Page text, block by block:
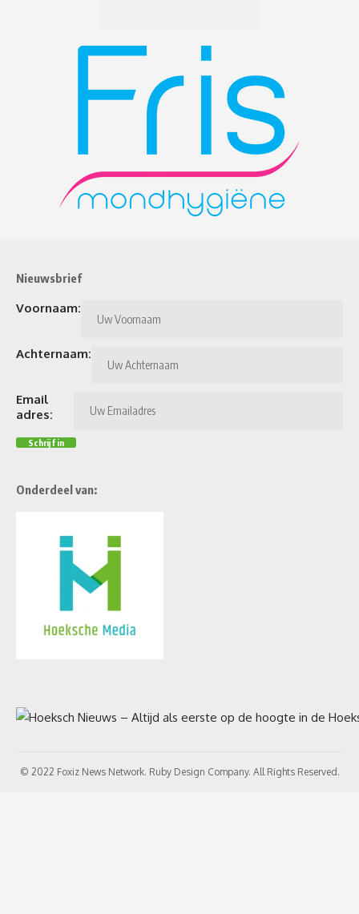
Nieuwsbrief
Voornaam:
Achternaam:
Email
adres:
Onderdeel van:
© 2022 Foxiz News Network. Ruby Design Company. All Rights Reserved.